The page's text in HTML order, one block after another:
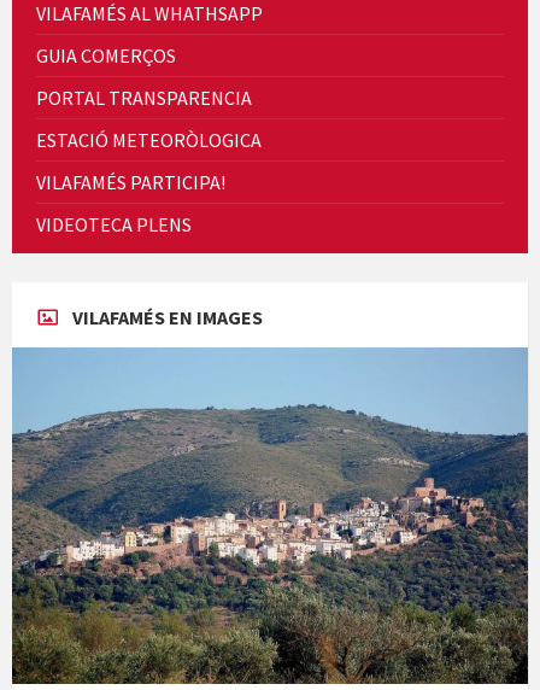
Quintà Culroja
Cicle de Cine i Dones rurals
Concerts al Museu
Presentació del llibre &quot;La mare&quot;, d'Emma Zafon
VILAFAMÉS AL WHATHSAPP
GUIA COMERÇOS
PORTAL TRANSPARENCIA
ESTACIÓ METEORÒLOGICA
VILAFAMÉS PARTICIPA!
VIDEOTECA PLENS
VILAFAMÉS EN IMAGES